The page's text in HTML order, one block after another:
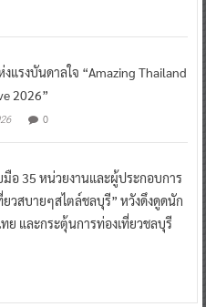
งแรงบันดาลใจ “Amazing Thailand
2026”
0
อ 35 หน่วยงานและผู้ประกอบการ
วสบายๆสไตล์ชลบุรี” หวังดึงดูดนัก
ทย และกระตุ้นการท่องเที่ยวชลบุรี